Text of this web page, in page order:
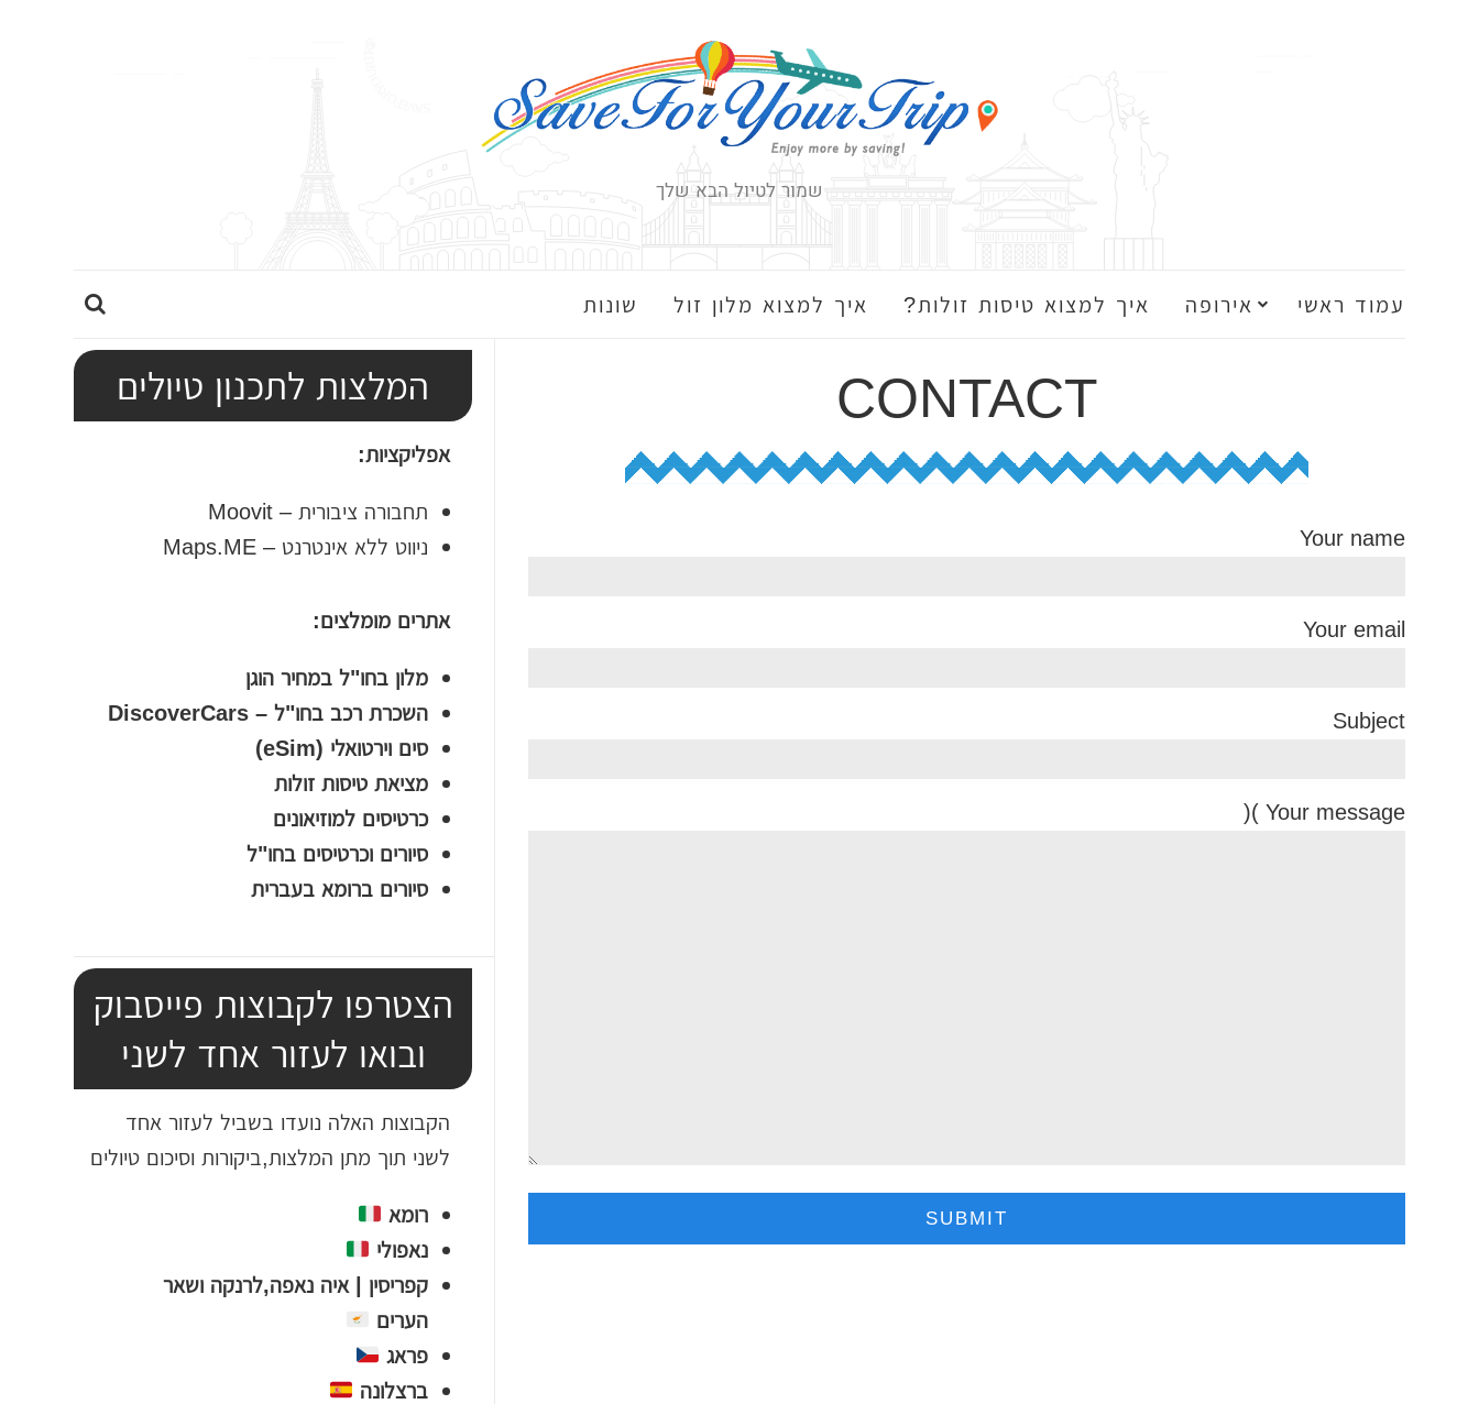
שמור לטיול הבא שלך
עמוד ראשי אירופה איך למצוא טיסות זולות? איך למצוא מלון זול שונות
ה
ח
CONTACT
Your name
Your email
Subject
Your message )(
המלצות לתכנון טיולים
אפליקציות:
תחבורה ציבורית – Moovit
ניווט ללא אינטרנט – Maps.ME
אתרים מומלצים:
מלון בחו"ל במחיר הוגן
השכרת רכב בחו"ל – DiscoverCars
סים וירטואלי (eSim)
מציאת טיסות זולות
כרטיסים למוזיאונים
סיורים וכרטיסים בחו"ל
סיורים ברומא בעברית
הצטרפו לקבוצות פייסבוק
ובואו לעזור אחד לשני
הקבוצות האלה נועדו בשביל לעזור אחד
לשני תוך מתן המלצות,ביקורות וסיכום טיולים
רומא
נאפולי
קפריסין | איה נאפה,לרנקה ושאר
הערים
פראג
ברצלונה